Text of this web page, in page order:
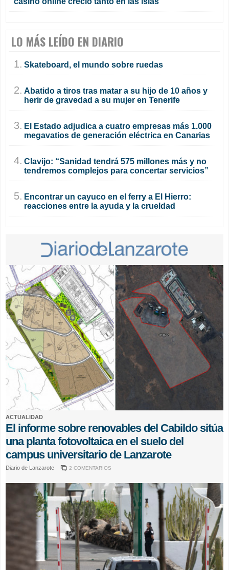
LO MÁS LEÍDO EN DIARIO
1. Skateboard, el mundo sobre ruedas
2. Abatido a tiros tras matar a su hijo de 10 años y
herir de gravedad a su mujer en Tenerife
3. El Estado adjudica a cuatro empresas más 1.000
megavatios de generación eléctrica en Canarias
4. Clavijo: “Sanidad tendrá 575 millones más y no
tendremos complejos para concertar servicios”
5. Encontrar un cayuco en el ferry a El Hierro:
reacciones entre la ayuda y la crueldad
ACTUALIDAD
El informe sobre renovables del Cabildo sitúa
una planta fotovoltaica en el suelo del
campus universitario de Lanzarote
Diario de Lanzarote 2 COMENTARIOS